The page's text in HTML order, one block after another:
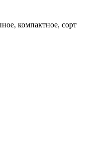
компактное, сорт